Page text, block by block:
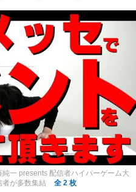
一 presents 配信者ハイパーゲーム大
が多数集結
全 2 枚